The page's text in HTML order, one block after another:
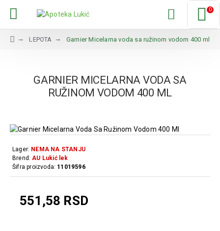
0
LEPOTA Garnier Micelarna voda sa ružinom vodom 400 ml
GARNIER MICELARNA VODA SA
RUŽINOM VODOM 400 ML
551,58 RSD
Lager: NEMA NA STANJU
Brend: AU Lukić lek
Šifra proizvoda: 11019596